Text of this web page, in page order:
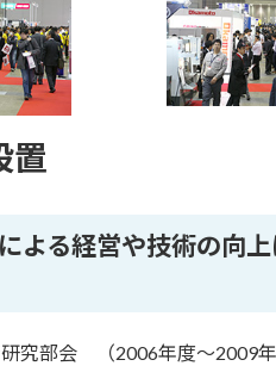
置
よる経営や技術の向
究部会 （2006年度～2009年